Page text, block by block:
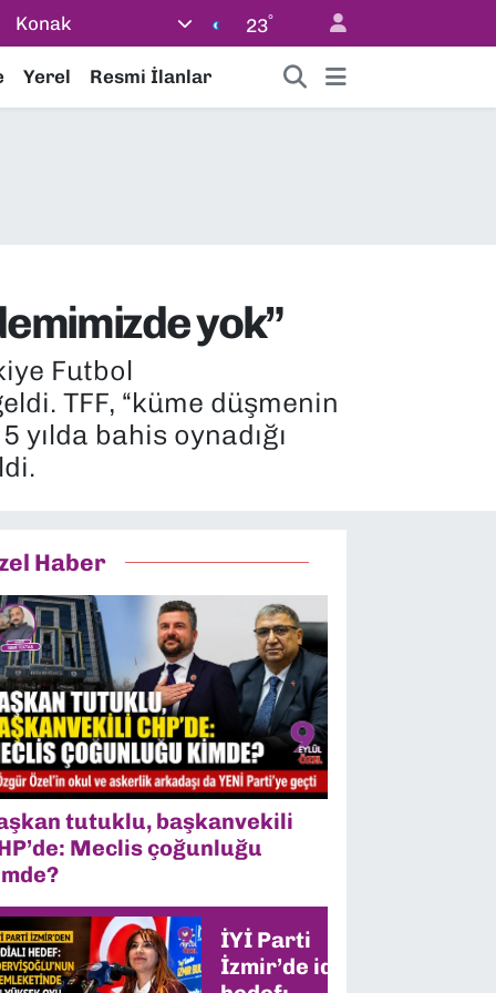
Konak 23°
Yerel Resmi İlanlar
yok”
Futbol
TFF, “küme düşmenin
yılda bahis oynadığı
Haber
tutuklu, başkanvekili
Meclis çoğunluğu
İYİ Parti
İzmir’de iddialı